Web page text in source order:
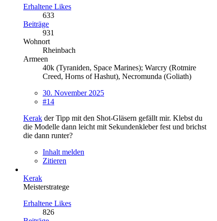
Erhaltene Likes
633
Beiträge
931
Wohnort
Rheinbach
Armeen
40k (Tyraniden, Space Marines); Warcry (Rotmire
Creed, Horns of Hashut), Necromunda (Goliath)
30. November 2025
#14
Kerak der Tipp mit den Shot-Gläsern gefällt mir. Klebst du
die Modelle dann leicht mit Sekundenkleber fest und brichst
die dann runter?
Inhalt melden
Zitieren
Kerak
Meisterstratege
Erhaltene Likes
826